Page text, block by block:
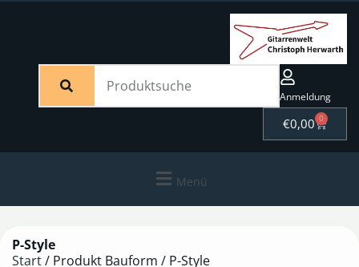
Anmeldung
€0,00 0
Menü
P-Style
Start/ Produkt Bauform / P-Style